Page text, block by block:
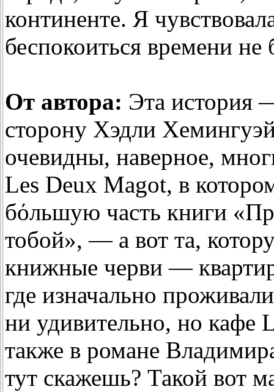
континенте. Я
беспокоиться времени не
От автора: Эта история
сторону Хэдли
очевидны, наверное,
Les Deux Magot, в
бόльшую часть книги
тобой», — а вот та,
книжные черви —
где изначально
ни удивительно, но кафе
также в романе
тут скажешь? Такой вот